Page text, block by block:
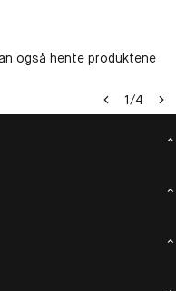
også hente produktene
1/4